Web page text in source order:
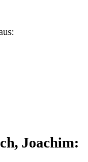
Joachim: